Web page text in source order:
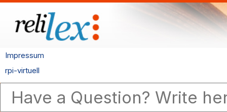
Impressum
rpi-virtuell